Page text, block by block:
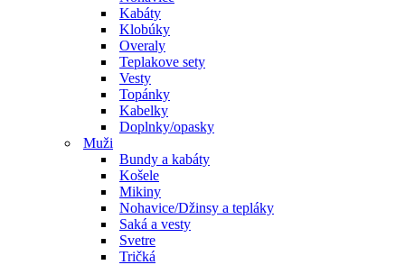
Kabáty
Klobúky
Overaly
Teplakove sety
Vesty
Topánky
Kabelky
Doplnky/opasky
Muži
Bundy a kabáty
Košele
Mikiny
Nohavice/Džinsy a tepláky
Saká a vesty
Svetre
Tričká